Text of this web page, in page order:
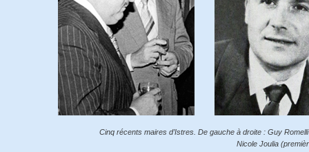
Cinq récents maires d’Istres. De gauche à droite : Guy
Nicole Joulia